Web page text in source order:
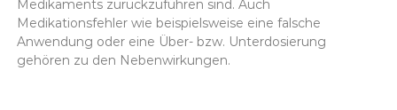
Medikaments zurückzuführen sind. Auch
Medikationsfehler wie beispielsweise eine falsche
Anwendung oder eine Über- bzw. Unterdosierung
gehören zu den Nebenwirkungen.